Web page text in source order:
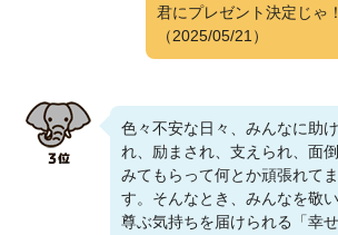
君にプレゼント決定じゃ！
（2025/05/21）
色々不安な日々、みんなに助
れ、励まされ、支えられ、面
みてもらって何とか頑張れてま
す。そんなとき、みんなを敬い
尊ぶ気持ちを届けられる「幸